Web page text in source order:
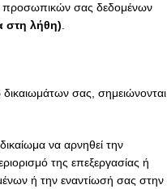
σας δεδομένων
στη λήθη)
σας, σημειώνονται
να αρνηθεί την
της επεξεργασίας ή
ή την εναντίωσή σας στην